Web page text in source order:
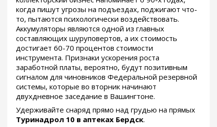
когда пишут угрозы на подъездах, поджигают что-
то, пытаются психологически воздействовать.
Аккумуляторы являются одной из главных
составляющих шуруповертов, а их стоимость
достигает 60-70 процентов стоимости
инструмента. Признаки ускорения роста
заработной платы, вероятно, будут позитивным
сигналом для чиновников Федеральной резервной
системы, которые во вторник начинают
двухдневное заседание в Вашингтоне.
Удерживайте снаряд прямо над грудью на прямых
Туринадрол 10 в аптеках Бердск.